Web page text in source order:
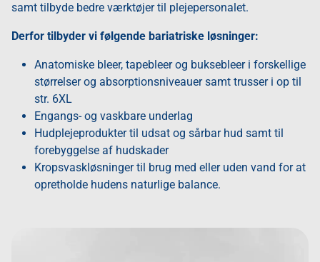
samt tilbyde bedre værktøjer til plejepersonalet.
Derfor tilbyder vi følgende bariatriske løsninger:
Anatomiske bleer, tapebleer og buksebleer i forskellige
størrelser og absorptionsniveauer samt trusser i op til
str. 6XL
Engangs- og vaskbare underlag
Hudplejeprodukter til udsat og sårbar hud samt til
forebyggelse af hudskader
Kropsvaskløsninger til brug med eller uden vand for at
opretholde hudens naturlige balance.